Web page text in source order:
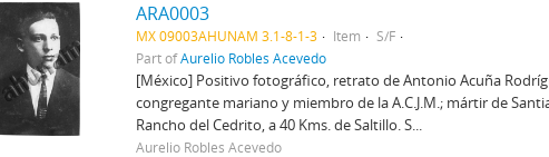
ARA0003
MX 09003AHUNAM 3.1-8-1-3 Item
S/F
Part ofAurelio Robles Acevedo
[México] Positivo fotográfico, retrato de Antonio Acuña
congregante mariano y miembro de la A.C.J.M.; mártir de
Rancho del Cedrito, a 40 Kms. de Saltillo. S...
Aurelio Robles Acevedo